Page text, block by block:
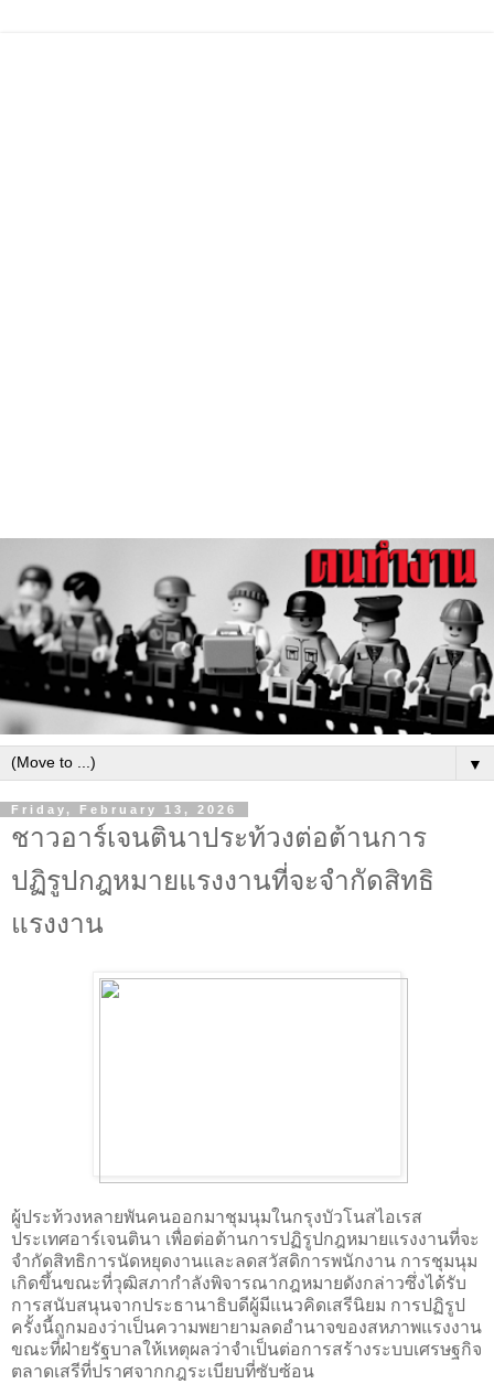
▼
Friday, February 13, 2026
ชาวอาร์เจนตินาประท้วงต่อต้านการ
ปฏิรูปกฎหมายแรงงานที่จะจำกัดสิทธิ
แรงงาน
ผู้ประท้วงหลายพันคนออกมาชุมนุมในกรุงบัวโนสไอเรส
ประเทศอาร์เจนตินา เพื่อต่อต้านการปฏิรูปกฎหมายแรงงานที่จะ
จำกัดสิทธิการนัดหยุดงานและลดสวัสดิการพนักงาน การชุมนุม
เกิดขึ้นขณะที่วุฒิสภากำลังพิจารณากฎหมายดังกล่าวซึ่งได้รับ
การสนับสนุนจากประธานาธิบดีผู้มีแนวคิดเสรีนิยม การปฏิรูป
ครั้งนี้ถูกมองว่าเป็นความพยายามลดอำนาจของสหภาพแรงงาน
ขณะที่ฝ่ายรัฐบาลให้เหตุผลว่าจำเป็นต่อการสร้างระบบเศรษฐกิจ
ตลาดเสรีที่ปราศจากกฎระเบียบที่ซับซ้อน